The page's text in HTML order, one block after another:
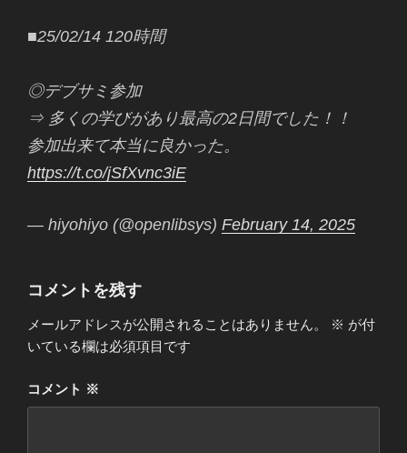
■25/02/14 120時間
◎デブサミ参加
⇒ 多くの学びがあり最高の2日間でした！！
参加出来て本当に良かった。
https://t.co/jSfXvnc3iE
— hiyohiyo (@openlibsys) February 14, 2025
コメントを残す
メールアドレスが公開されることはありません。 ※ が付
いている欄は必須項目です
コメント ※